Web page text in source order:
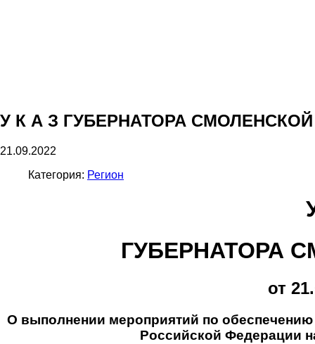
У К А З ГУБЕРНАТОРА
21.09.2022
Категория: Регион
ГУБЕРНАТОРА
от
О выполнении мероприятий по
Российской Федерации